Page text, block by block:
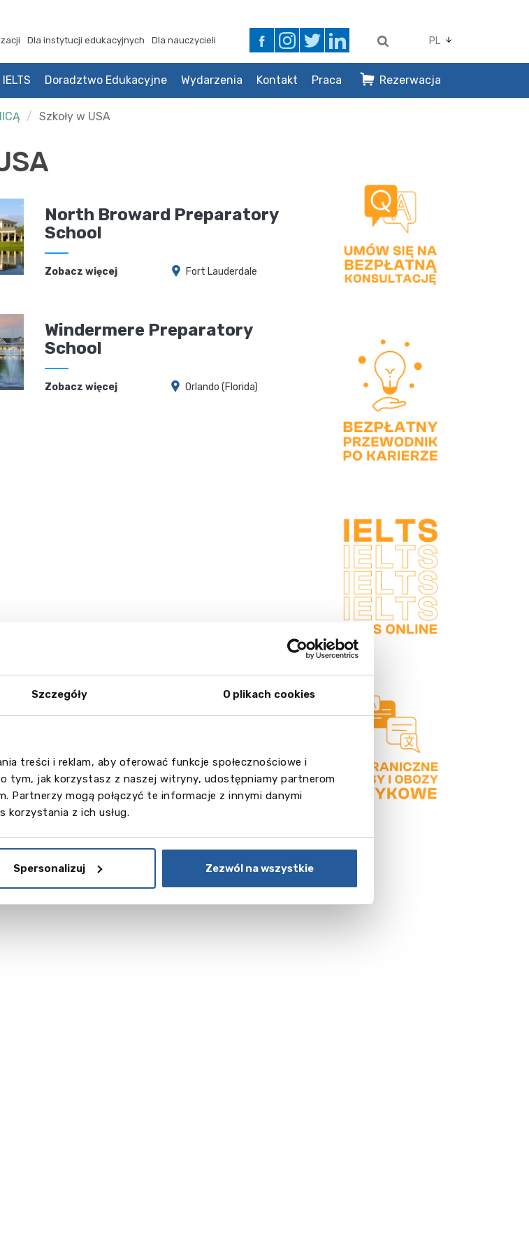
Szczegóły O plikach cookies
treści i reklam, aby oferować funkcje społecznościowe i
tym, jak korzystasz z naszej witryny, udostępniamy partnerom
Partnerzy mogą połączyć te informacje z innymi danymi
korzystania z ich usług.
Spersonalizuj Zezwól na wszystkie
Dla instytucji edukacyjnych Dla nauczycieli PL
IELTS Doradztwo Edukacyjne Wydarzenia Kontakt Praca Rezerwacja
Szkoły w USA
North Broward Preparatory
School
Zobacz więcej Fort Lauderdale
Windermere Preparatory
School
Zobacz więcej Orlando (Florida)